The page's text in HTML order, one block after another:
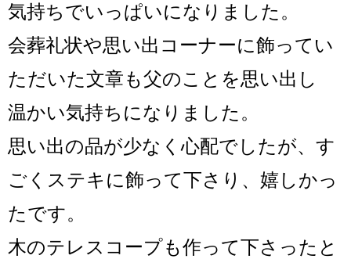
気持ちでいっぱいになりました。
会葬礼状や思い出コーナーに飾ってい
ただいた文章も父のことを思い出し
温かい気持ちになりました。
思い出の品が少なく心配でしたが、す
ごくステキに飾って下さり、嬉しかっ
たです。
木のテレスコープも作って下さったと